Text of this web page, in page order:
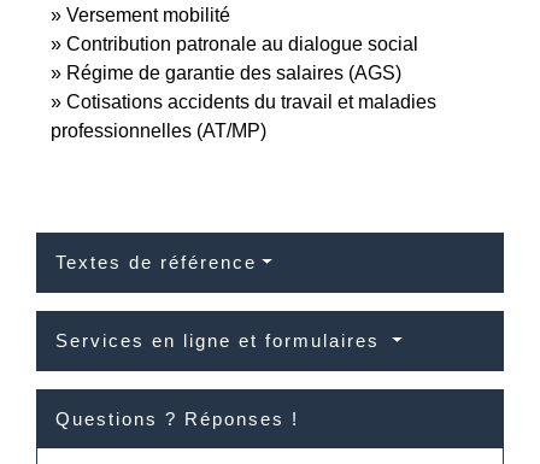
Versement mobilité
Contribution patronale au dialogue social
Régime de garantie des salaires (AGS)
Cotisations accidents du travail et maladies
professionnelles (AT/MP)
Textes de référence
Services en ligne et formulaires
Questions ? Réponses !